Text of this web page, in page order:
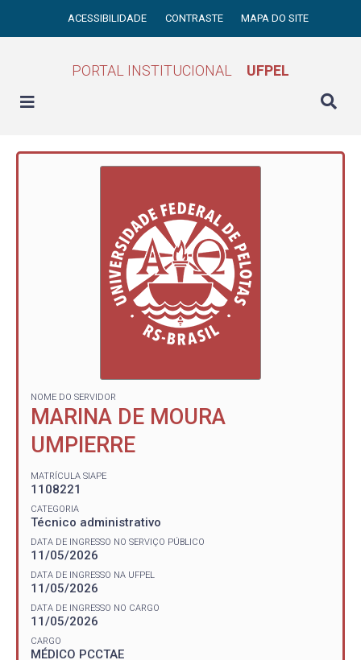
ACESSIBILIDADE CONTRASTE MAPA DO SITE
PORTAL INSTITUCIONAL UFPEL
NOME DO SERVIDOR
MARINA DE MOURA
UMPIERRE
MATRÍCULA SIAPE
1108221
CATEGORIA
Técnico administrativo
DATA DE INGRESSO NO SERVIÇO PÚBLICO
11/05/2026
DATA DE INGRESSO NA UFPEL
11/05/2026
DATA DE INGRESSO NO CARGO
11/05/2026
CARGO
MÉDICO PCCTAE